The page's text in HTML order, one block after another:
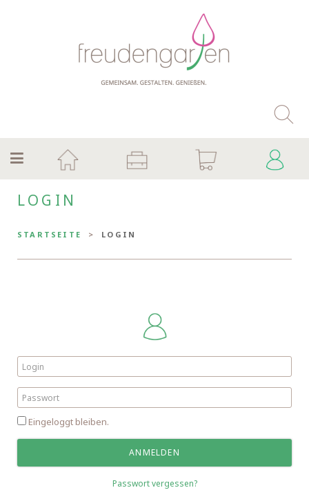
LOGIN
STARTSEITE LOGIN
Eingeloggt bleiben.
Passwort vergessen?